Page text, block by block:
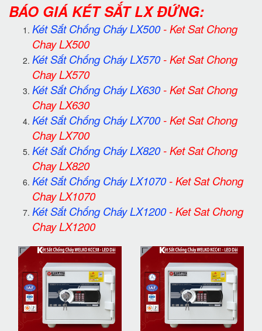
BÁO GIÁ KÉT SẮT LX ĐỨNG:
Két Sắt Chống Cháy LX500-Ket Sat Chong
Chay LX500
Két Sắt Chống Cháy LX570-Ket Sat Chong
Chay LX570
Két Sắt Chống Cháy LX630-Ket Sat Chong
Chay LX630
Két Sắt Chống Cháy LX700-Ket Sat Chong
Chay LX700
Két Sắt Chống Cháy LX820-Ket Sat Chong
Chay LX820
Két Sắt Chống Cháy LX1070-Ket Sat Chong
Chay LX1070
Két Sắt Chống Cháy LX1200-Ket Sat Chong
Chay LX1200